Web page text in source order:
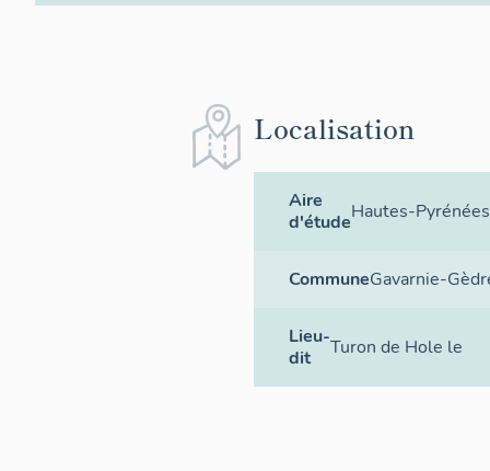
Localisation
Aire
d'étudeHautes-Pyrénées
CommuneGavarnie-
Lieu-
dit
Turon de Hole le